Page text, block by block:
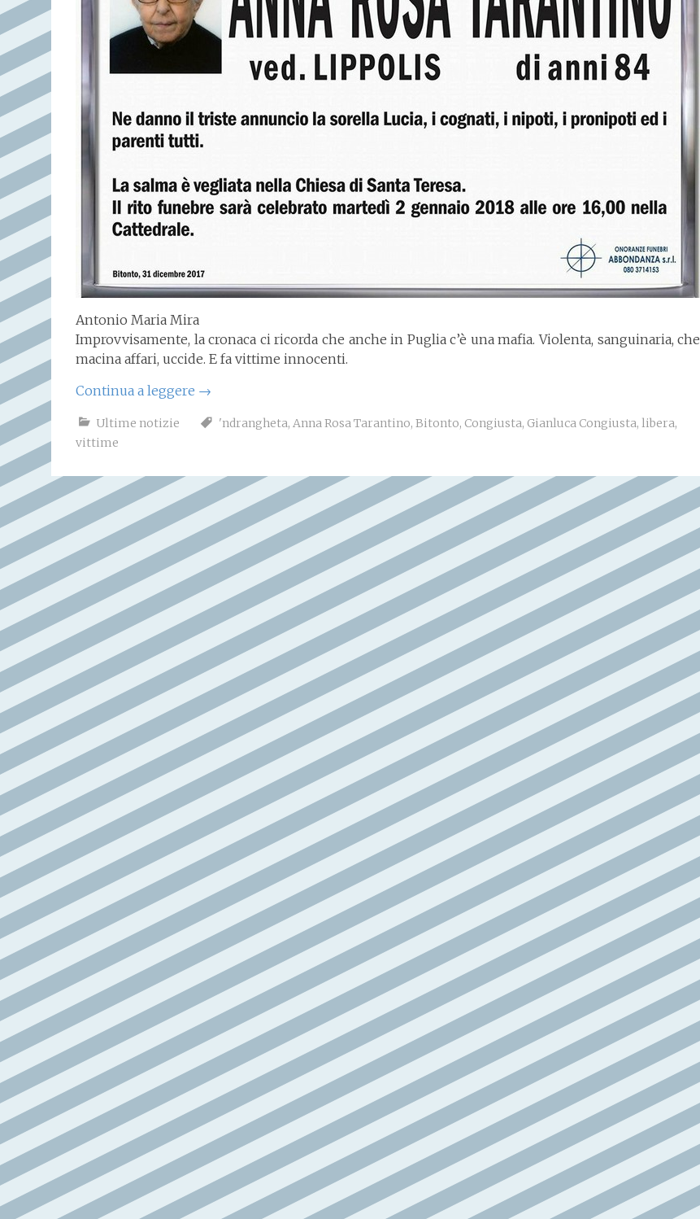
Antonio Maria Mira
Improvvisamente, la cronaca ci ricorda che anche in Puglia c’è una mafia. Violenta, sanguinaria, che
macina affari, uccide. E fa vittime innocenti.
Continua a leggere →
Ultime notizie 'ndrangheta, Anna Rosa Tarantino, Bitonto, Congiusta, Gianluca Congiusta, libera,
vittime